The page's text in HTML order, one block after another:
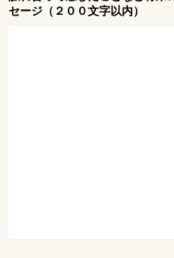
セージ（２００文字以内）